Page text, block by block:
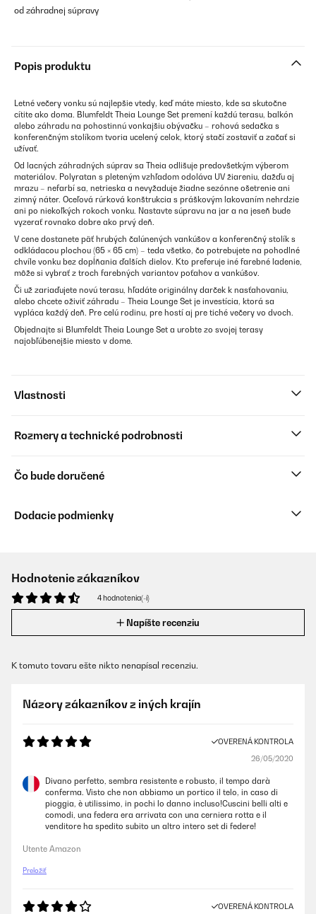
od záhradnej súpravy
Popis produktu
Letné večery vonku sú najlepšie vtedy, keď máte miesto, kde sa skutočne
cítite ako doma. Blumfeldt Theia Lounge Set premení každú terasu, balkón
alebo záhradu na pohostinnú vonkajšiu obývačku – rohová sedačka s
konferenčným stolíkom tvoria ucelený celok, ktorý stačí zostaviť a začať si
užívať.
Od lacných záhradných súprav sa Theia odlišuje predovšetkým výberom
materiálov. Polyratan s pleteným vzhľadom odoláva UV žiareniu, dažďu aj
mrazu – nefarbí sa, netrieska a nevyžaduje žiadne sezónne ošetrenie ani
zimný náter. Oceľová rúrková konštrukcia s práškovým lakovaním nehrdzie
ani po niekoľkých rokoch vonku. Nastavte súpravu na jar a na jeseň bude
vyzerať rovnako dobre ako prvý deň.
V cene dostanete päť hrubých čalúnených vankúšov a konferenčný stolík s
odkládacou plochou (65 × 65 cm) – teda všetko, čo potrebujete na pohodlné
chvíle vonku bez dopĺňania ďalších dielov. Kto preferuje iné farebné ladenie,
môže si vybrať z troch farebných variantov poťahov a vankúšov.
Či už zariaďujete novú terasu, hľadáte originálny darček k nasťahovaniu,
alebo chcete oživiť záhradu – Theia Lounge Set je investícia, ktorá sa
vypláca každý deň. Pre celú rodinu, pre hostí aj pre tiché večery vo dvoch.
Objednajte si Blumfeldt Theia Lounge Set a urobte zo svojej terasy
najobľúbenejšie miesto v dome.
Vlastnosti
Rozmery a technické podrobnosti
Čo bude doručené
Dodacie podmienky
Hodnotenie zákazníkov
4 hodnotenia(-í)
Napíšte recenziu
K tomuto tovaru ešte nikto nenapísal recenziu.
Názory zákazníkov z iných krajín
OVERENÁ KONTROLA
26/05/2020
Divano perfetto, sembra resistente e robusto, il tempo darà
conferma. Visto che non abbiamo un portico il telo, in caso di
pioggia, è utilissimo, in pochi lo danno incluso!Cuscini belli alti e
comodi, una federa era arrivata con una cerniera rotta e il
venditore ha spedito subito un altro intero set di federe!
Utente Amazon
Preložiť
OVERENÁ KONTROLA